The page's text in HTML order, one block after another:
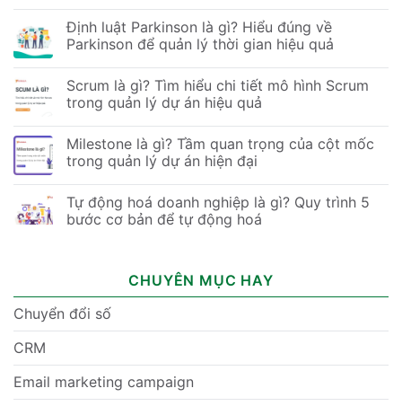
Định luật Parkinson là gì? Hiểu đúng về
Parkinson để quản lý thời gian hiệu quả
Scrum là gì? Tìm hiểu chi tiết mô hình Scrum
trong quản lý dự án hiệu quả
Milestone là gì? Tầm quan trọng của cột mốc
trong quản lý dự án hiện đại
Tự động hoá doanh nghiệp là gì? Quy trình 5
bước cơ bản để tự động hoá
CHUYÊN MỤC HAY
Chuyển đổi số
CRM
Email marketing campaign